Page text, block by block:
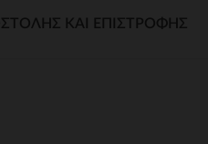
ΚΑΙ ΕΠΙΣΤΡΟΦΉΣ